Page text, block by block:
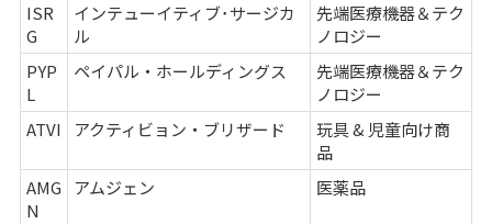
ISR
G
インテューイティブ･サージカ
ル
先端医療機器＆テク
ノロジー
PYP
L
ペイパル・ホールディングス
先端医療機器＆テク
ノロジー
ATVI
アクティビョン・ブリザード
玩具 & 児童向け商
品
AMG
N
アムジェン 医薬品